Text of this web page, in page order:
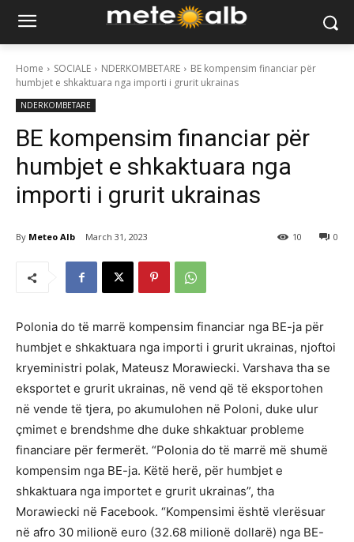
Home SOCIALE NDERKOMBETARE
BE kompensim financiar për
humbjet e shkaktuara nga importi i grurit ukrainas
NDERKOMBETARE
BE kompensim financiar për
humbjet e shkaktuara nga
importi i grurit ukrainas
By Meteo Alb March 31, 2023 0
10
Polonia do të marrë kompensim financiar nga BE-ja për
humbjet e shkaktuara nga importi i grurit ukrainas, njoftoi
kryeministri polak, Mateusz Morawiecki. Varshava tha se
eksportet e grurit ukrainas, në vend që të eksportohen
në vende të tjera, po akumulohen në Poloni, duke ulur
çmimet e brendshme dhe duke shkaktuar probleme
financiare për fermerët. “Polonia do të marrë më shumë
kompensim nga BE-ja. Këtë herë, për humbjet e
shkaktuara nga importet e grurit ukrainas”, tha
Morawiecki në Facebook. “Kompensimi është vlerësuar
në afro 30 milionë euro (32.68 milionë dollarë) nga BE-